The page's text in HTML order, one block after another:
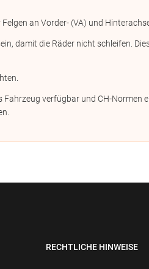
an Vorder- (VA) und
damit die Räder nicht schleifen.
verfügbar und CH-Normen
RECHTLICHE HINWEISE